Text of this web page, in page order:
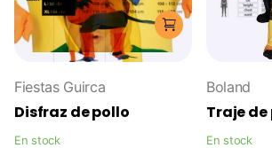
Fiestas Guirca
Disfraz de pollo
En stock
Boland
Traje de
En stock